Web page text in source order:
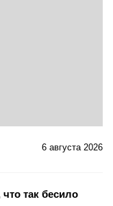
6 августа 2026
так бесило